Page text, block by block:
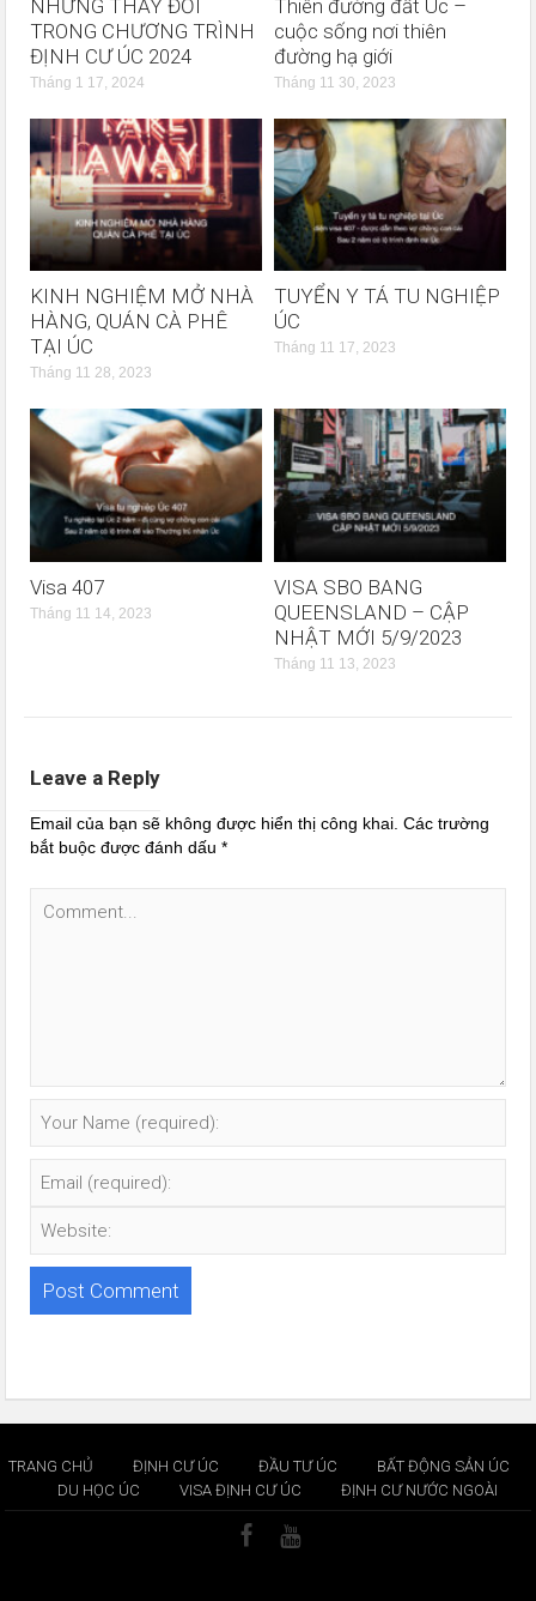
NHỮNG THAY ĐỔI
TRONG CHƯƠNG TRÌNH
ĐỊNH CƯ ÚC 2024
Tháng 1 17, 2024
Thiên đường đất Úc –
cuộc sống nơi thiên
đường hạ giới
Tháng 11 30, 2023
KINH NGHIỆM MỞ NHÀ
HÀNG, QUÁN CÀ PHÊ
TẠI ÚC
Tháng 11 28, 2023
TUYỂN Y TÁ TU NGHIỆP
ÚC
Tháng 11 17, 2023
Visa 407
Tháng 11 14, 2023
VISA SBO BANG
QUEENSLAND – CẬP
NHẬT MỚI 5/9/2023
Tháng 11 13, 2023
Leave a Reply
Email của bạn sẽ không được hiển thị công khai. Các trường
bắt buộc được đánh dấu*
TRANG CHỦ ĐỊNH CƯ ÚC ĐẦU TƯ ÚC
BẤT ĐỘNG SẢN ÚC
DU HỌC ÚC
VISA ĐỊNH CƯ ÚC ĐỊNH CƯ NƯỚC NGOÀI